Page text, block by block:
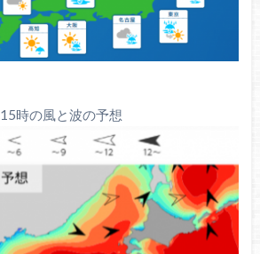
15時の風と波の予想